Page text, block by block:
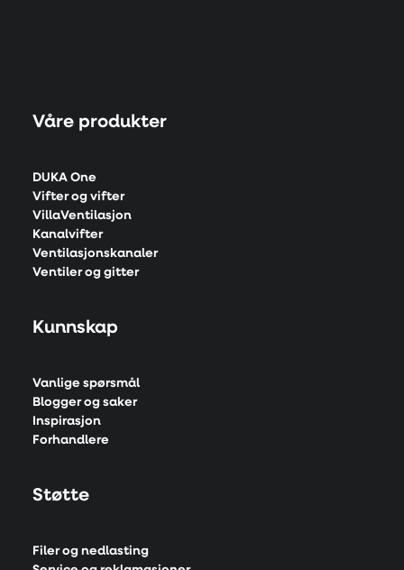
Våre produkter
DUKA One
Vifter og vifter
VillaVentilasjon
Kanalvifter
Ventilasjonskanaler
Ventiler og gitter
Kunnskap
Vanlige spørsmål
Blogger og saker
Inspirasjon
Forhandlere
Støtte
Filer og nedlasting